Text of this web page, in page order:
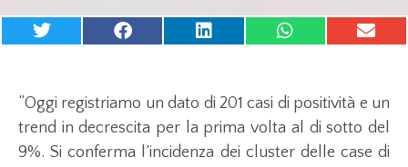
“Oggi registriamo un dato di 201 casi di positività e un
trend in decrescita per la prima volta al di sotto del
9%. Si conferma l’incidenza dei cluster delle case di